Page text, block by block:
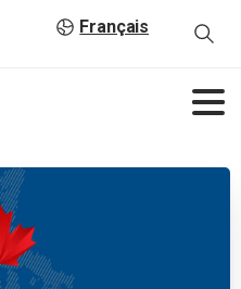
Français